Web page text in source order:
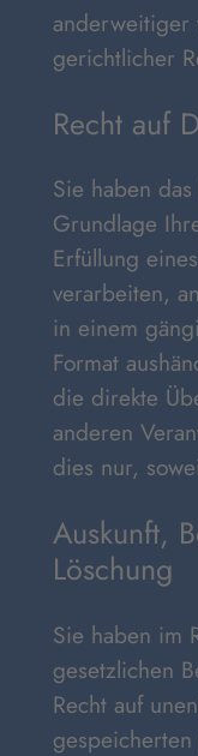
anderweitiger
gerichtlicher
Recht auf
Sie haben
Grundlage
Erfüllung
verarbeiten,
in einem
Format
die direkte
anderen
dies nur,
Auskunft,
Löschung
Sie haben im
gesetzlichen
Recht auf